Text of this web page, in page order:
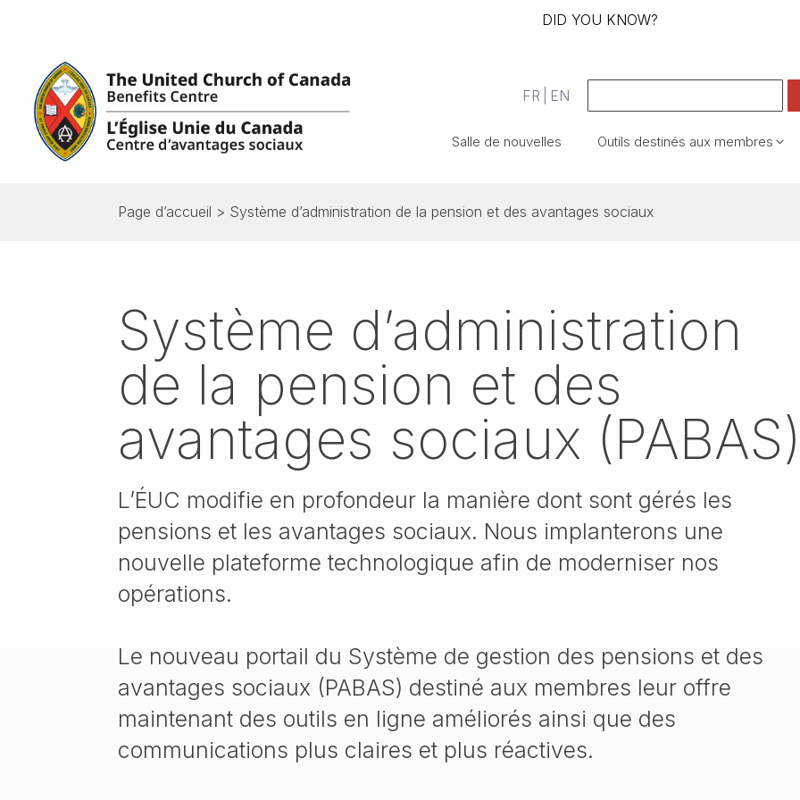
DID YOU KNOW?
FR EN
Salle de nouvelles Outils destinés aux membres
Page d’accueil > Système d’administration de la pension et des avantages sociaux
Système d’administration
de la pension et des
avantages sociaux
L’ÉUC modifie en profondeur la manière dont sont gérés les
pensions et les avantages sociaux. Nous implanterons une
nouvelle plateforme technologique afin de moderniser nos
opérations.
Le nouveau portail du Système de gestion des pensions et des
avantages sociaux (PABAS) destiné aux membres leur offre
maintenant des outils en ligne améliorés ainsi que des
communications plus claires et plus réactives.